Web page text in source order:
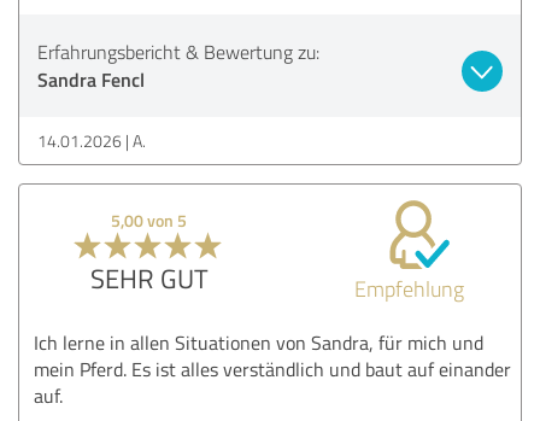
Erfahrungsbericht & Bewertung zu:
Sandra Fencl
14.01.2026 A.
5,00 von 5
SEHR GUT Empfehlung
Ich lerne in allen Situationen von Sandra, für mich und
mein Pferd. Es ist alles verständlich und baut auf einander
auf.